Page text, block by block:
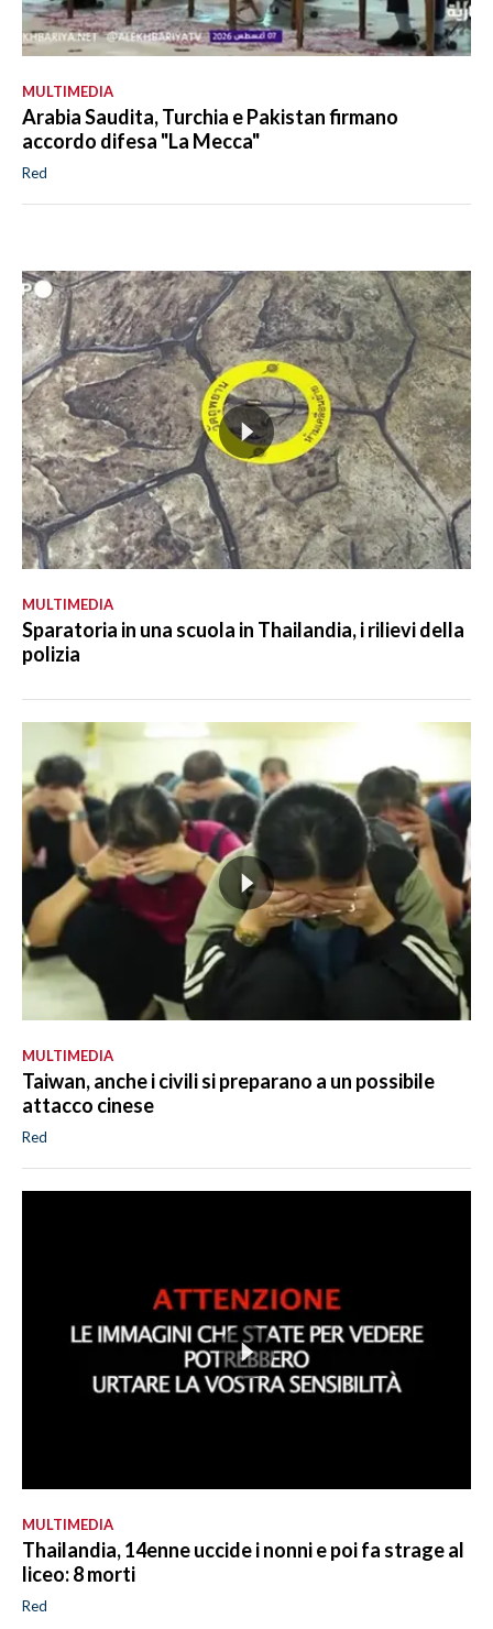
MULTIMEDIA
Arabia Saudita, Turchia e Pakistan firmano
accordo difesa "La Mecca"
Red
MULTIMEDIA
Sparatoria in una scuola in Thailandia, i rilievi della
polizia
MULTIMEDIA
Taiwan, anche i civili si preparano a un possibile
attacco cinese
Red
MULTIMEDIA
Thailandia, 14enne uccide i nonni e poi fa strage al
liceo: 8 morti
Red